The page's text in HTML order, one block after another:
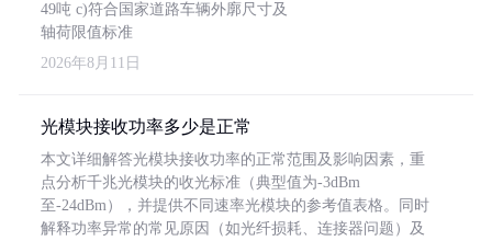
49吨 c)符合国家道路车辆外廓尺寸及
轴荷限值标准
2026年8月11日
光模块接收功率多少是正常
本文详细解答光模块接收功率的正常范围及影响因素，重
点分析千兆光模块的收光标准（典型值为-3dBm
至-24dBm），并提供不同速率光模块的参考值表格。同时
解释功率异常的常见原因（如光纤损耗、连接器问题）及